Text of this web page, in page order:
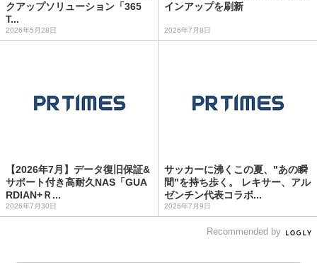
クアップソリューション「365
T...
2026年5月28日
インアップを刷新
2026年7月8日
【2026年7月】データ復旧保証&
サポート付き高耐久NAS「GUA
RDIAN+Ｒ...
2026年7月30日
サッカーに沸くこの夏、"あの瞬
間"を持ち歩く。 レキサー、アル
ゼンチン代表コラボ...
2026年7月9日
Recommended by